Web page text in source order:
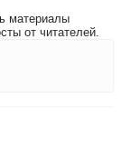
материалы
от читателей.